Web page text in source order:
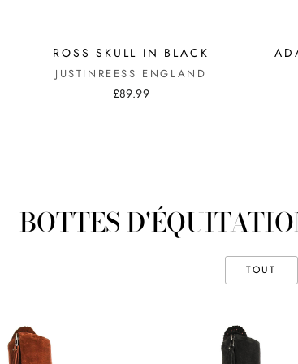
ROSS SKULL IN BLACK
JUSTINREESS ENGLAND
£89.99
BOTTES
TOUT